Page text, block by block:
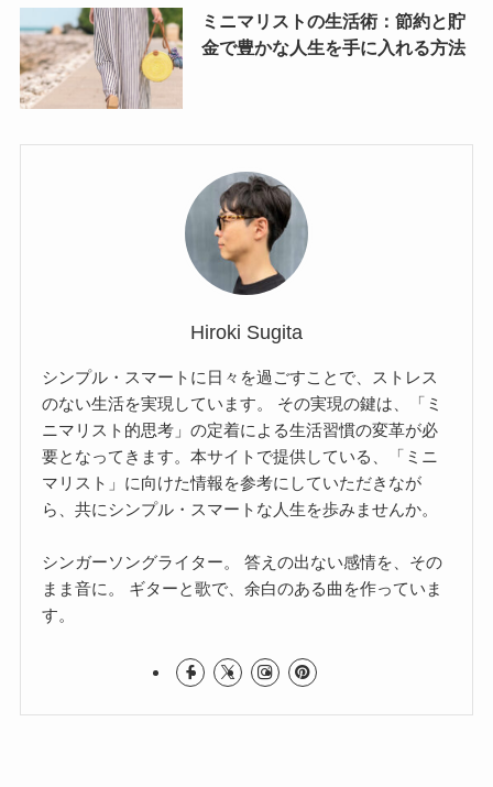
ミニマリストの生活術：節約と貯
金で豊かな人生を手に入れる方法
Hiroki Sugita
シンプル・スマートに日々を過ごすことで、ストレス
のない生活を実現しています。 その実現の鍵は、「ミ
ニマリスト的思考」の定着による生活習慣の変革が必
要となってきます。本サイトで提供している、「ミニ
マリスト」に向けた情報を参考にしていただきなが
ら、共にシンプル・スマートな人生を歩みませんか。
シンガーソングライター。 答えの出ない感情を、その
まま音に。 ギターと歌で、余白のある曲を作っていま
す。